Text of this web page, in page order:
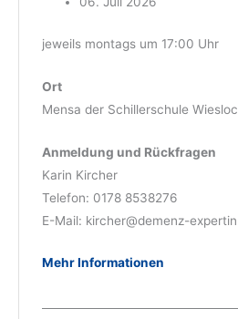
jeweils montags um 17:00 Uhr
Ort
Mensa der Schillerschule
Anmeldung und Rückfragen
Karin Kircher
Telefon: 0178 8538276
E-Mail: kircher@demenz-
Mehr Informationen